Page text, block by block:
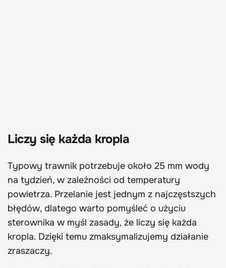
Liczy się każda kropla
Typowy trawnik potrzebuje około 25 mm wody
na tydzień, w zależności od temperatury
powietrza. Przelanie jest jednym z najczęstszych
błędów, dlatego warto pomyśleć o użyciu
sterownika w myśl zasady, że liczy się każda
kropla. Dzięki temu zmaksymalizujemy działanie
zraszaczy.